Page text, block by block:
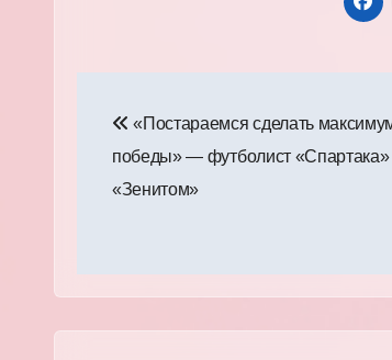
по
записям
«Постараемся сделать
победы» — футболист
«Зенитом»